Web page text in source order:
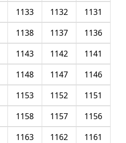
1131
1132
1133
1136
1137
1138
1141
1142
1143
1146
1147
1148
1151
1152
1153
1156
1157
1158
1161
1162
1163